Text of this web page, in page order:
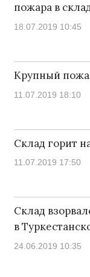
пожара в
18.07.2019 10:45
Крупный
11.07.2019 18:10
Склад горит
11.07.2019 17:50
Склад
в
24.06.2019 10:35